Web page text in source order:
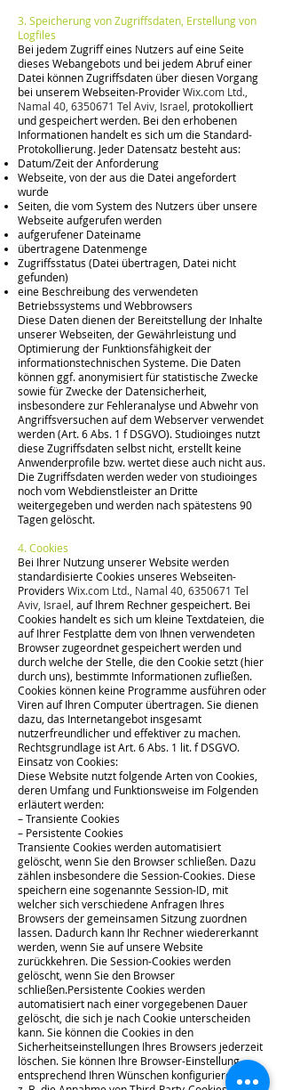
3. Speicherung von Zugriffsdaten, Erstellung von
Logfiles
Bei jedem Zugriff eines Nutzers auf eine Seite
dieses Webangebots und bei jedem Abruf einer
Datei können Zugriffsdaten über diesen Vorgang
bei unserem Webseiten-ProviderWix.com Ltd.,
Namal 40, 6350671 Tel Aviv, Israel, protokolliert
und gespeichert werden. Bei den erhobenen
Informationen handelt es sich um die Standard-
Protokollierung. Jeder Datensatz besteht aus:
Datum/Zeit der Anforderung
Webseite, von der aus die Datei angefordert
wurde
Seiten, die vom System des Nutzers über unsere
Webseite aufgerufen werden
aufgerufener Dateiname
übertragene Datenmenge
Zugriffsstatus (Datei übertragen, Datei nicht
gefunden)
eine Beschreibung des verwendeten
Betriebssystems und Webbrowsers
Diese Daten dienen der Bereitstellung der Inhalte
unserer Webseiten, der Gewährleistung und
Optimierung der Funktionsfähigkeit der
informationstechnischen Systeme. Die Daten
können ggf. anonymisiert für statistische Zwecke
sowie für Zwecke der Datensicherheit,
insbesondere zur Fehleranalyse und Abwehr von
Angriffsversuchen auf dem Webserver verwendet
werden (Art. 6 Abs. 1 f DSGVO). Studioinges nutzt
diese Zugriffsdaten selbst nicht, erstellt keine
Anwenderprofile bzw. wertet diese auch nicht aus.
Die Zugriffsdaten werden weder von studioinges
noch vom Webdienstleister an Dritte
weitergegeben und werden nach spätestens 90
Tagen gelöscht.
4. Cookies
Bei Ihrer Nutzung unserer Website werden
standardisierte Cookies unseres Webseiten-
Providers Wix.com Ltd., Namal 40, 6350671 Tel
Aviv, Israel, auf Ihrem Rechner gespeichert. Bei
Cookies handelt es sich um kleine Textdateien, die
auf Ihrer Festplatte dem von Ihnen verwendeten
Browser zugeordnet gespeichert werden und
durch welche der Stelle, die den Cookie setzt (hier
durch uns), bestimmte Informationen zufließen.
Cookies können keine Programme ausführen oder
Viren auf Ihren Computer übertragen. Sie dienen
dazu, das Internetangebot insgesamt
nutzerfreundlicher und effektiver zu machen.
Rechtsgrundlage ist Art. 6 Abs. 1 lit. f DSGVO.
Einsatz von Cookies:
Diese Website nutzt folgende Arten von Cookies,
deren Umfang und Funktionsweise im Folgenden
erläutert werden:
– Transiente Cookies
– Persistente Cookies
Transiente Cookies werden automatisiert
gelöscht, wenn Sie den Browser schließen. Dazu
zählen insbesondere die Session-Cookies. Diese
speichern eine sogenannte Session-ID, mit
welcher sich verschiedene Anfragen Ihres
Browsers der gemeinsamen Sitzung zuordnen
lassen. Dadurch kann Ihr Rechner wiedererkannt
werden, wenn Sie auf unsere Website
zurückkehren. Die Session-Cookies werden
gelöscht, wenn Sie den Browser
schließen.Persistente Cookies werden
automatisiert nach einer vorgegebenen Dauer
gelöscht, die sich je nach Cookie unterscheiden
kann. Sie können die Cookies in den
Sicherheitseinstellungen Ihres Browsers jederzeit
löschen.Sie können Ihre Browser-Einstellung
entsprechend Ihren Wünschen konfigurieren und